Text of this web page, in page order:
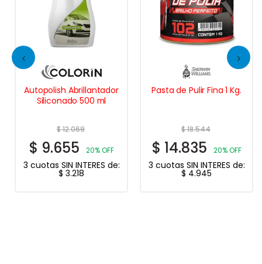
Autopolish Abrillantador
Siliconado 500 ml
$12.069
$ 9.655 20% OFF
3 cuotas SIN INTERES de:
$ 3.218
Pasta de Pulir Fina 1 Kg.
$18.544
$ 14.835 20% OFF
3 cuotas SIN INTERES de:
$ 4.945